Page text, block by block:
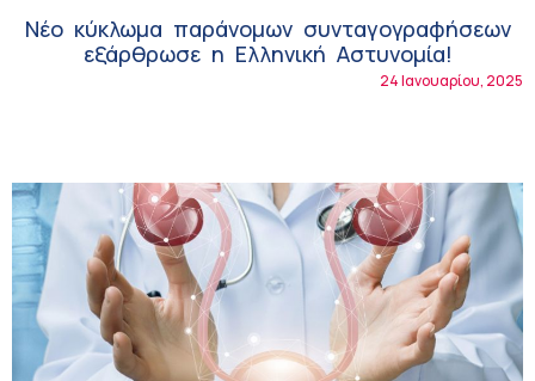
Νέο κύκλωμα παράνομων συνταγογραφήσεων
εξάρθρωσε η Ελληνική Αστυνομία!
24 Ιανουαρίου, 2025